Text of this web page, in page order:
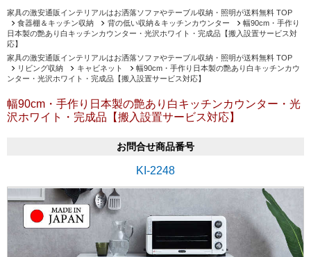
家具の激安通販インテリアルはお洒落ソファやテーブル収納・照明が送料無料 TOP
食器棚＆キッチン収納
背の低い収納＆キッチンカウンター
幅90cm・手作り
日本製の艶あり白キッチンカウンター・光沢ホワイト・完成品【搬入設置サービス対
応】
家具の激安通販インテリアルはお洒落ソファやテーブル収納・照明が送料無料 TOP
リビング収納
キャビネット
幅90cm・手作り日本製の艶あり白キッチンカウ
ンター・光沢ホワイト・完成品【搬入設置サービス対応】
幅90cm・手作り日本製の艶あり白キッチンカウンター・光
沢ホワイト・完成品【搬入設置サービス対応】
お問合せ商品番号
KI-2248